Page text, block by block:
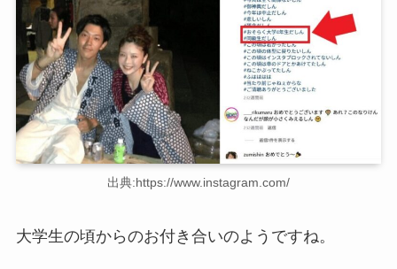
出典:https://www.instagram.com/
大学生の頃からのお付き合いのようですね。